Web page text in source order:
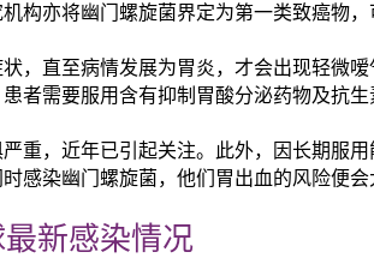
构亦将幽门螺旋菌界定为第一类致癌物，
，直至病情发展为胃炎，才会出现轻微
者需要服用含有抑制胃酸分泌药物及抗生
重，近年已引起关注。此外，因长期服
感染幽门螺旋菌，他们胃出血的风险便会
新感染情况